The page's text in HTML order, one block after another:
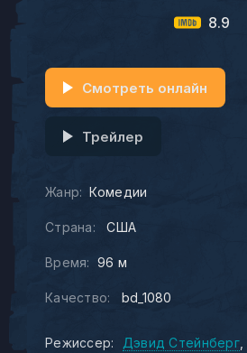
8.9
Жанр: Комедии
Страна: США
Время: 96 м
Качество: bd_1080
Смотреть онлайн
Трейлер
Режиссер: Дэвид Стейнберг